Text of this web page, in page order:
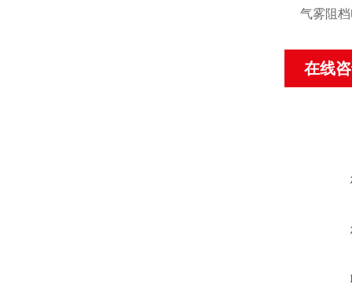
气雾阻
在线